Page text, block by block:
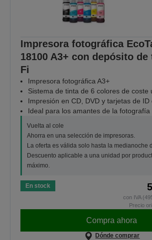
Impresora fotográfica
18100 A3+ con depósito
Fi
Impresora fotográfica A3+
Sistema de tinta de 6 colores de coste
Impresión en CD, DVD y tarjetas de ID
Ideal para los amantes de la fotografía
Vuelta al cole
Ahorra en una selección de impresoras.
La oferta es válida solo hasta la medianoche
Descuento aplicable a una unidad por
máximo.
En stock
con IVA
Precio
Compra ahora
Dónde comprar